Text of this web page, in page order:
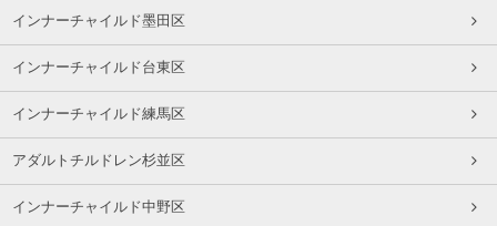
インナーチャイルド墨田区
インナーチャイルド台東区
インナーチャイルド練馬区
アダルトチルドレン杉並区
インナーチャイルド中野区